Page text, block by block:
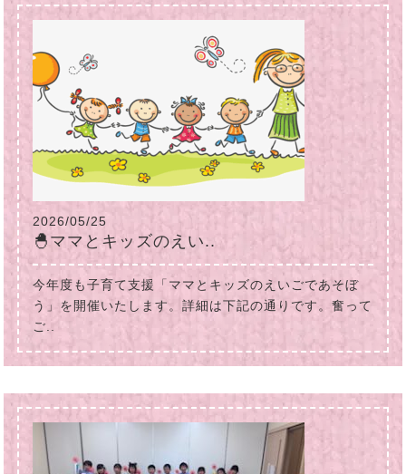
2026/05/25
🐣ママとキッズのえい..
今年度も子育て支援「ママとキッズのえいごであそぼ
う」を開催いたします。詳細は下記の通りです。奮って
ご..